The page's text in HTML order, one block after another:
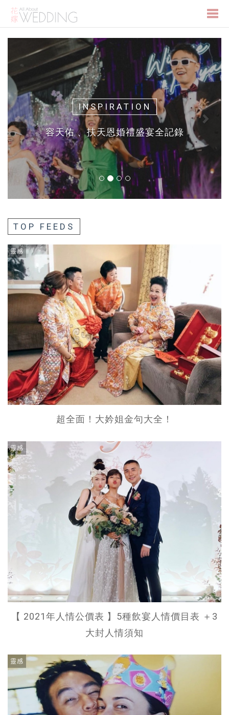
INSPIRATION
容天佑 、扶天恩婚禮盛宴全記錄
Previous Next
TOP FEEDS
靈感
超全面！大妗姐金句大全！
靈感
【 2021年人情公價表 】5種飲宴人情價目表 ＋3
大封人情須知
靈感